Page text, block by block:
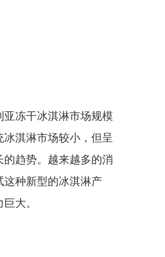
亚冻干冰淇淋市场规模
冰淇淋市场较小，但呈
的趋势。越来越多的消
这种新型的冰淇淋产
大。